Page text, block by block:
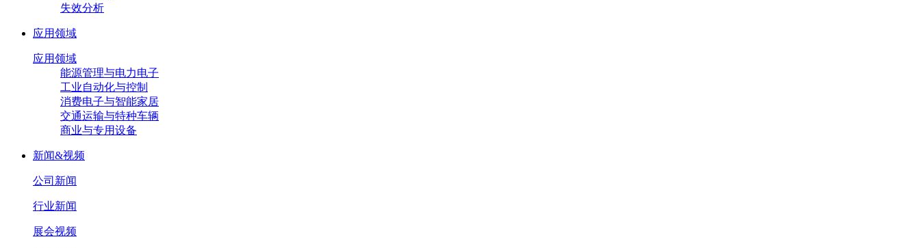
失效分析
应用领域
应用领域
能源管理与电力电子
工业自动化与控制
消费电子与智能家居
交通运输与特种车辆
商业与专用设备
新闻&视频
公司新闻
行业新闻
展会视频